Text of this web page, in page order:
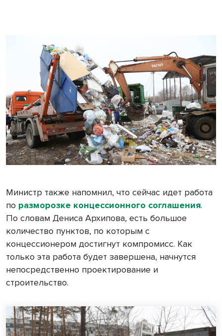
Министр также напомнил, что сейчас идет работа
по разморозке концессионного соглашения.
По словам Дениса Архипова, есть большое
количество пунктов, по которым с
концессионером достигнут компромисс. Как
только эта работа будет завершена, начнутся
непосредственно проектирование и
строительство.